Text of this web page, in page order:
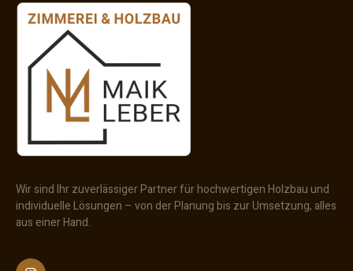
Wir sind Ihr zuverlässiger Partner für hochwertigen Holzbau und
individuelle Lösungen – von der Planung bis zur Umsetzung, alles
aus einer Hand.